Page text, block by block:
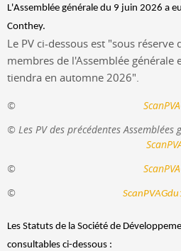
L'Assemblée générale du 9 juin 2026 a
Conthey.
Le PV ci-dessous est "sous
membres de l'Assemblée générale
tiendra en automne 2026".
Les PV des précédentes
Les Statuts de la Société de
consultables ci-dessous :